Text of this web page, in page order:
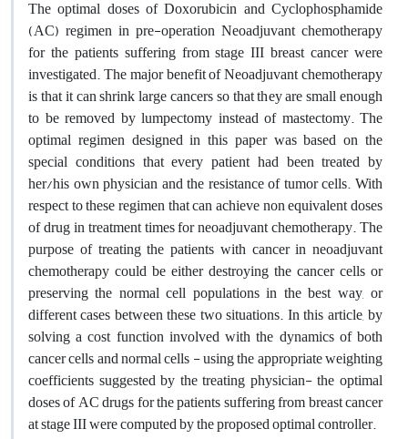
The optimal doses of Doxorubicin and Cyclophosphamide
(AC) regimen in pre-operation Neoadjuvant chemotherapy
for the patients suffering from stage III breast cancer were
investigated. The major benefit of Neoadjuvant chemotherapy
is that it can shrink large cancers so that they are small enough
to be removed by lumpectomy instead of mastectomy. The
optimal regimen designed in this paper was based on the
special conditions that every patient had been treated by
her/his own physician and the resistance of tumor cells. With
respect to these regimen that can achieve non equivalent doses
of drug in treatment times for neoadjuvant chemotherapy. The
purpose of treating the patients with cancer in neoadjuvant
chemotherapy could be either destroying the cancer cells or
preserving the normal cell populations in the best way, or
different cases between these two situations. In this article, by
solving a cost function involved with the dynamics of both
cancer cells and normal cells - using the appropriate weighting
coefficients suggested by the treating physician- the optimal
doses of AC drugs for the patients suffering from breast cancer
at stage III were computed by the proposed optimal controller.